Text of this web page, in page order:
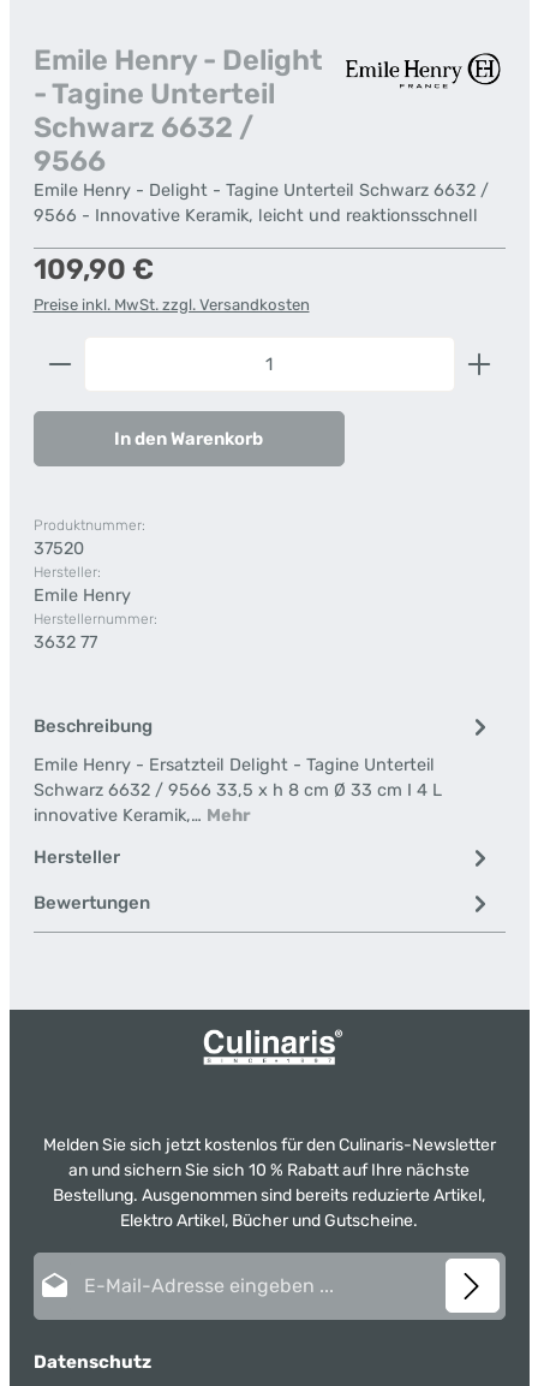
Emile Henry - Delight
- Tagine Unterteil
Schwarz 6632 /
9566
Emile Henry - Delight - Tagine Unterteil Schwarz 6632 /
9566 - Innovative Keramik, leicht und reaktionsschnell
Regulärer Preis:
109,90 €
Preise inkl. MwSt. zzgl. Versandkosten
Produkt Anzahl: Gib den gewünschten Wert ein
In den Warenkorb
Produktnummer:
37520
Hersteller:
Emile Henry
Herstellernummer:
3632 77
Beschreibung
Emile Henry - Ersatzteil Delight - Tagine Unterteil
Schwarz 6632 / 9566 33,5 x h 8 cm Ø 33 cm I 4 L
innovative Keramik,… Mehr
Hersteller
Bewertungen
Melden Sie sich jetzt kostenlos für den Culinaris-Newsletter
an und sichern Sie sich 10 % Rabatt auf Ihre nächste
Bestellung. Ausgenommen sind bereits reduzierte Artikel,
Elektro Artikel, Bücher und Gutscheine.
Datenschutz